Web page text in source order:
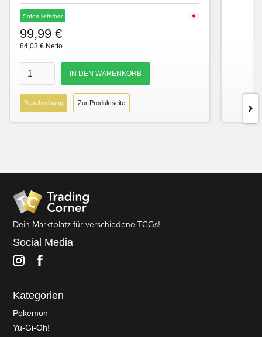
Sofort lieferbar
99,99 €
84,03 € Netto
Beschreibung Zur Produktseite
Dein Marktplatz für verschiedene TCGs!
Social Media
Kategorien
Pokemon
Yu-Gi-Oh!